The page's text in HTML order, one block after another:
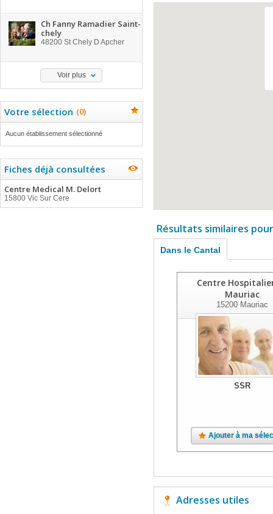
Ch Fanny Ramadier Saint-
chely
48200 St Chely D Apcher
Voir plus
Votre sélection (0)
Aucun établissement sélectionné
Fiches déjà consultées
Centre Medical M. Delort
15800 Vic Sur Cere
Résultats similaires
Dans le Cantal
Centre
Mauriac
15200 Mauriac
SSR
Ajouter à ma
Adresses utiles